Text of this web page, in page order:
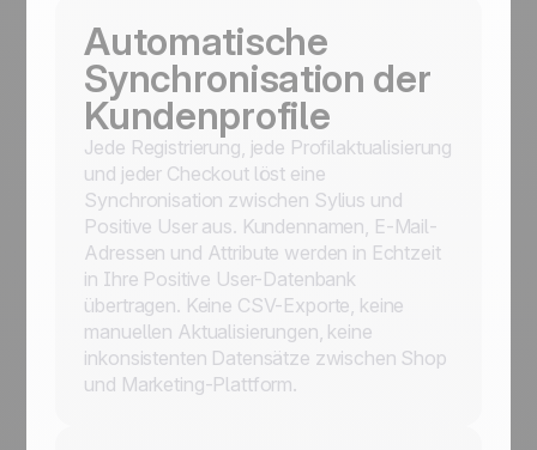
Automatische
Synchronisation der
Kundenprofile
Jede Registrierung, jede Profilaktualisierung
und jeder Checkout löst eine
Synchronisation zwischen Sylius und
Positive User aus. Kundennamen, E-Mail-
Adressen und Attribute werden in Echtzeit
in Ihre Positive User-Datenbank
übertragen. Keine CSV-Exporte, keine
manuellen Aktualisierungen, keine
inkonsistenten Datensätze zwischen Shop
und Marketing-Plattform.